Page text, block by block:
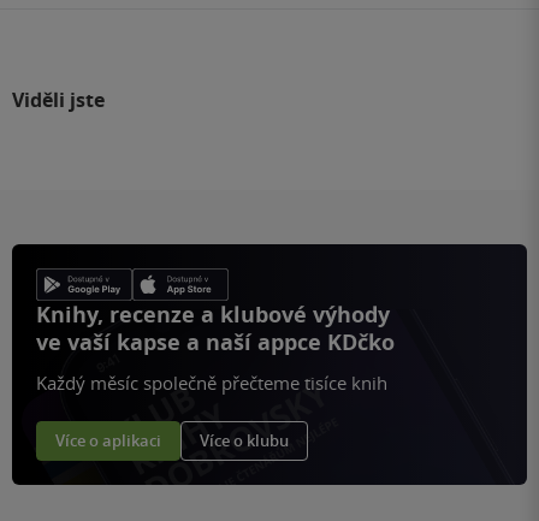
Viděli jste
Knihy, recenze a klubové výhody
ve vaší kapse a naší appce KDčko
Každý měsíc společně přečteme tisíce knih
Více o aplikaci Více o klubu